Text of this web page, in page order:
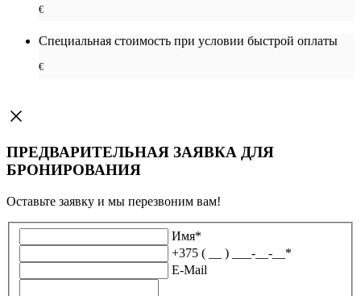
€
Специальная cтоимость при условии быстрой оплаты
€
ПРЕДВАРИТЕЛЬНАЯ ЗАЯВКА ДЛЯ
БРОНИРОВАНИЯ
Оставьте заявку и мы перезвоним вам!
Имя*
+375 ( __ ) ___-__-__ *
E-Mail